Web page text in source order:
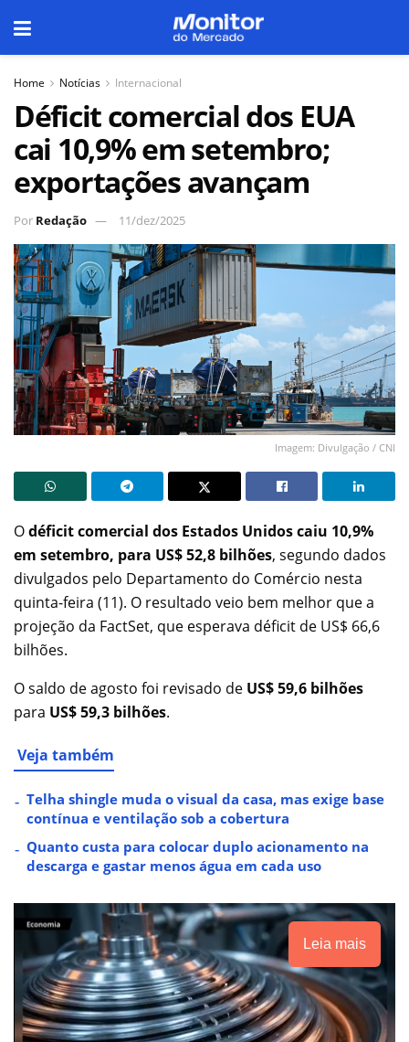
Home Notícias Internacional
Déficit comercial dos EUA
cai 10,9% em setembro;
exportações avançam
Por Redação 11/dez/2025
Imagem: Divulgação / CNI
Odéficit comercial dos Estados Unidos caiu 10,9%
em setembro, para US$ 52,8 bilhões, segundo dados
divulgados pelo Departamento do Comércio nesta
quinta-feira (11). O resultado veio bem melhor que a
projeção da FactSet, que esperava déficit de US$ 66,6
bilhões.
O saldo de agosto foi revisado de US$ 59,6 bilhões
para US$ 59,3 bilhões.
Veja também
Telha shingle muda o visual da casa, mas exige base
contínua e ventilação sob a cobertura
Quanto custa para colocar duplo acionamento na
descarga e gastar menos água em cada uso
Leia mais